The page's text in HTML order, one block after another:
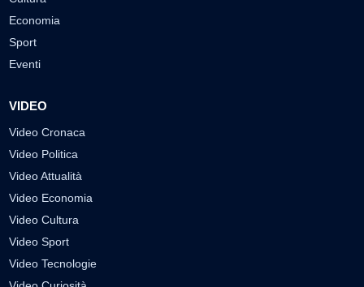
Economia
Sport
Eventi
VIDEO
Video Cronaca
Video Politica
Video Attualità
Video Economia
Video Cultura
Video Sport
Video Tecnologie